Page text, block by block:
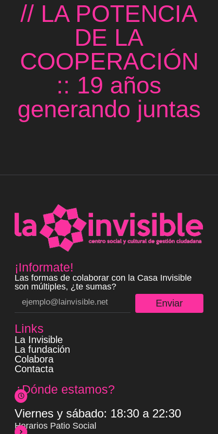
// LA POTENCIA
DE LA
COOPERACIÓN
:: 19 años
generando juntas
¡Informate!
Las formas de colaborar con la Casa Invisible
son múltiples, ¿te sumas?
Enviar
Links
La Invisible
La fundación
Colabora
Contacta
¿Dónde estamos?
Viernes y sábado: 18:30 a 22:30
Horarios Patio Social